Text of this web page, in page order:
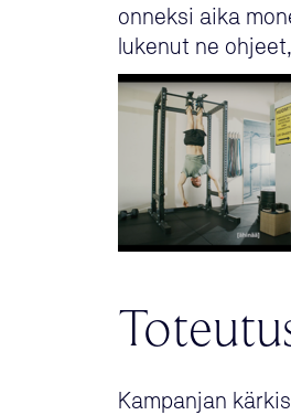
onneksi aika
lukenut ne
Kampanjan